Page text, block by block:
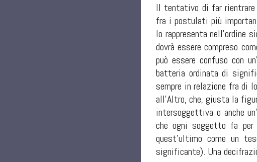
Il tentativo di far rientrare
fra i postulati più
lo rappresenta nell'ordine
dovrà essere compreso
può essere confuso con
batteria ordinata di
sempre in relazione fra di
all'Altro, che, giusta la
intersoggettiva o anche
che ogni soggetto fa
quest'ultimo come un
significante). Una